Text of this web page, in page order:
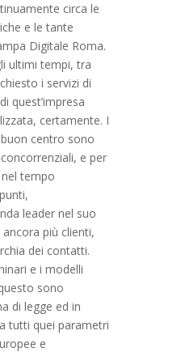
circa le
e le tante
Digitale Roma.
ultimi tempi, tra
i servizi di
quest’impresa
certamente. I
centro sono
e per
tempo
leader nel suo
più clienti,
dei contatti.
e i modelli
sono
di legge ed in
tutti quei parametri
e